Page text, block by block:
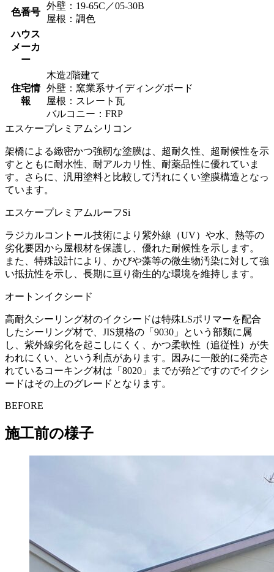
色番号
外壁：19-65C／05-30B
屋根：調色
ハウス
メーカ
ー
住宅情
報
木造2階建て
外壁：窯業系サイディングボード
屋根：スレート瓦
バルコニー：FRP
エスケープレミアムシリコン
架橋による緻密かつ強靭な塗膜は、超耐久性、超耐候性を示
すとともに耐水性、耐アルカリ性、耐薬品性に優れていま
す。さらに、汎用塗料と比較して汚れにくい塗膜構造となっ
ています。
エスケープレミアムルーフSi
ラジカルコントール技術により紫外線（UV）や水、熱等の
劣化要因から屋根材を保護し、優れた耐候性を示します。
また、特殊設計により、かびや藻等の微生物汚染に対して強
い抵抗性を示し、長期に亘り衛生的な環境を維持します。
オートンイクシード
高耐久シーリング材のイクシードは特殊LSポリマーを配合
したシーリング材で、JIS規格の「9030」という部類に属
し、紫外線劣化を起こしにくく、かつ柔軟性（追従性）が失
われにくい、という利点があります。因みに一般的に発売さ
れているコーキング材は「8020」までが殆どですのでイクシ
ードはその上のグレードとなります。
BEFORE
施工前の様子